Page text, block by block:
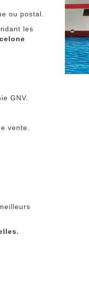
ou postal.
les
GNV.
vente.